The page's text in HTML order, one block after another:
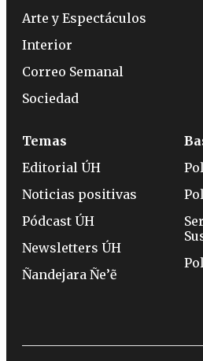
Arte y Espectáculos
Interior
Correo Semanal
Sociedad
Temas
Editorial ÚH
Noticias positivas
Pódcast ÚH
Newsletters ÚH
Ñandejara Ñe’ẽ